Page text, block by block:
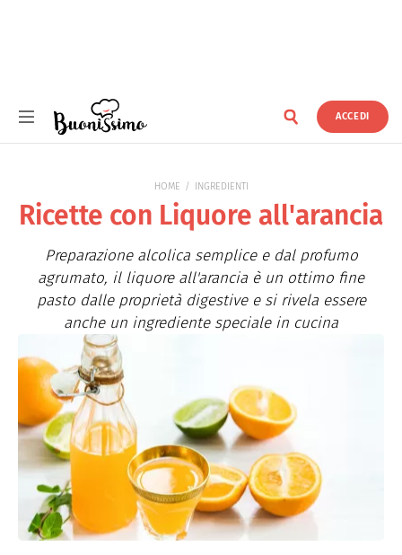
ACCEDI
HOME INGREDIENTI
Ricette con Liquore all'arancia
Preparazione alcolica semplice e dal profumo
agrumato, il liquore all'arancia è un ottimo fine
pasto dalle proprietà digestive e si rivela essere
anche un ingrediente speciale in cucina